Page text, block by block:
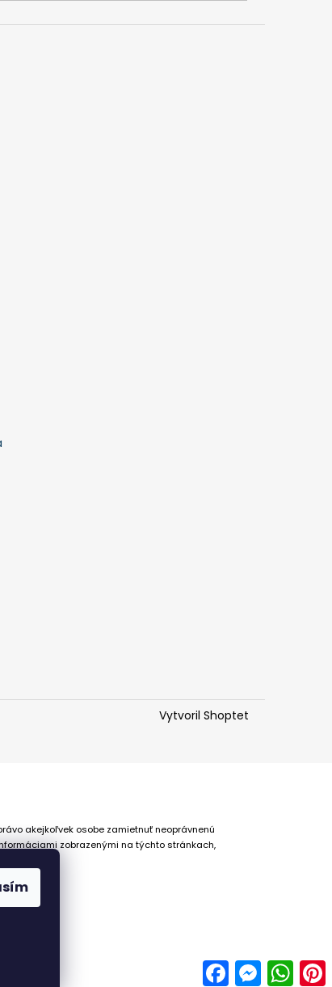
Vytvoril Shoptet
FacebookMessenger
akejkoľvek osobe zamietnuť neoprávnenú
zobrazenými na týchto stránkach,